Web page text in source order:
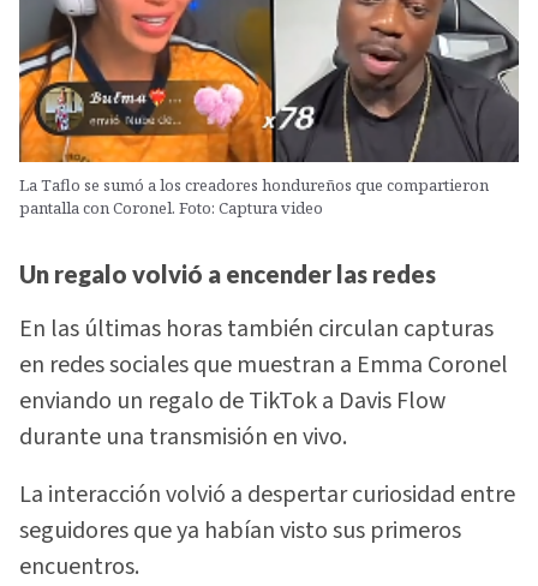
La Taflo se sumó a los creadores hondureños que compartieron
pantalla con Coronel. Foto: Captura video
Un regalo volvió a encender las redes
En las últimas horas también circulan capturas
en redes sociales que muestran a Emma Coronel
enviando un regalo de TikTok a Davis Flow
durante una transmisión en vivo.
La interacción volvió a despertar curiosidad entre
seguidores que ya habían visto sus primeros
encuentros.